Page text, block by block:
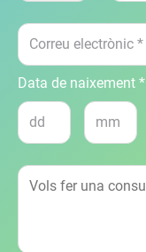
Data de naixement *